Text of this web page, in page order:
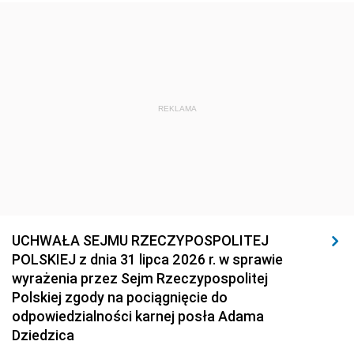
REKLAMA
UCHWAŁA SEJMU RZECZYPOSPOLITEJ
POLSKIEJ z dnia 31 lipca 2026 r. w sprawie
wyrażenia przez Sejm Rzeczypospolitej
Polskiej zgody na pociągnięcie do
odpowiedzialności karnej posła Adama
Dziedzica